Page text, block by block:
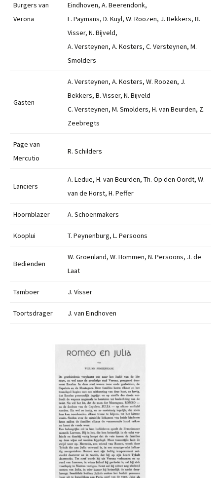
Burgers van
Verona
Eindhoven, A. Beerendonk,
L. Paymans, D. Kuyl, W. Roozen, J. Bekkers, B.
Visser, N. Bijveld,
A. Versteynen, A. Kosters, C. Versteynen, M.
Smolders
Gasten
A. Versteynen, A. Kosters, W. Roozen, J.
Bekkers, B. Visser, N. Bijveld
C. Versteynen, M. Smolders, H. van Beurden, Z.
Zeebregts
Page van
Mercutio
R. Schilders
Lanciers
A. Ledue, H. van Beurden, Th. Op den Oordt, W.
van de Horst, H. Peffer
Hoornblazer A. Schoenmakers
Kooplui T. Peynenburg, L. Persoons
Bedienden
W. Groenland, W. Hommen, N. Persoons, J. de
Laat
Tamboer J. Visser
Toortsdrager J. van Eindhoven